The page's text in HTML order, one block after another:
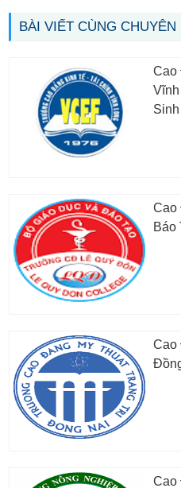
BÀI VIẾT CÙNG CHUYÊN
Cao
Sinh
Cao
Báo
Cao
Cao